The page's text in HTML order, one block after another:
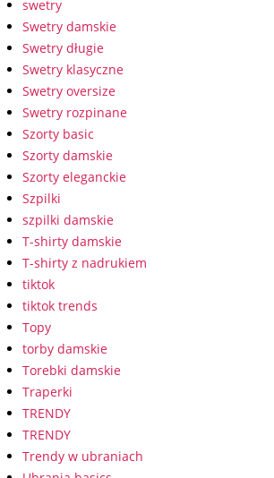
swetry
Swetry damskie
Swetry długie
Swetry klasyczne
Swetry oversize
Swetry rozpinane
Szorty basic
Szorty damskie
Szorty eleganckie
Szpilki
szpilki damskie
T-shirty damskie
T-shirty z nadrukiem
tiktok
tiktok trends
Topy
torby damskie
Torebki damskie
Traperki
TRENDY
TRENDY
Trendy w ubraniach